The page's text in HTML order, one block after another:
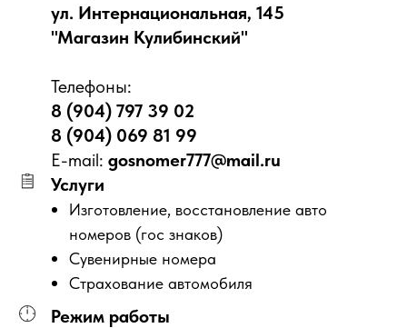
ул. Интернациональная, 145
"Магазин Кулибинский"
Телефоны:
8 (904) 797 39 02
8 (904) 069 81 99
E-mail: gosnomer777@mail.ru
Услуги
Изготовление, восстановление авто
номеров (гос знаков)
Сувенирные номера
Страхование автомобиля
Режим работы